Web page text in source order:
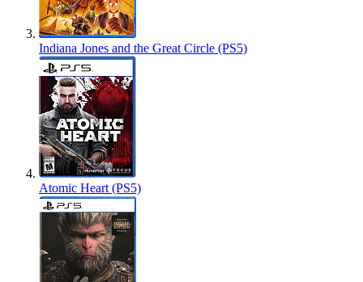
Indiana Jones and the Great Circle (PS5)
Atomic Heart (PS5)